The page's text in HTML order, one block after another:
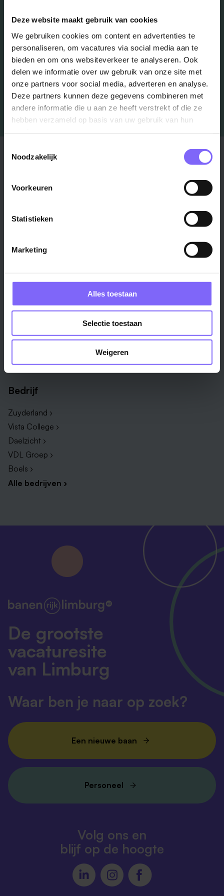
Deze website maakt gebruik van cookies
We gebruiken cookies om content en advertenties te
personaliseren, om vacatures via social media aan te
bieden en om ons websiteverkeer te analyseren. Ook
delen we informatie over uw gebruik van onze site met
onze partners voor social media, adverteren en analyse.
Deze partners kunnen deze gegevens combineren met
andere informatie die u aan ze heeft verstrekt of die ze
hebben verzameld op basis van uw gebruik van hun
Noodzakelijk
Voorkeuren
Statistieken
Marketing
Alles toestaan
Selectie toestaan
Weigeren
Schrijf je in en we houden je op de hoogte
Job Alert instellen
Stad
Venlo ›
Roermond ›
Alle steden ›
Techniek & Productie ›
Administratie ›
Alle vakgebieden ›
Productiemedewerker ›
Verpleegkundige ›
Administratief medewerker ›
HR adviseur ›
Onderwijsassistent ›
Alle functies ›
Bedrijf
Zuyderland ›
Vista College ›
Daelzicht ›
VDL Groep ›
Boels ›
Alle bedrijven ›
De grootste
vacaturesite
van Limburg
Waar ben je naar op zoek?
Een nieuwe baan
Personeel
Volg ons en
blijf op de hoogte